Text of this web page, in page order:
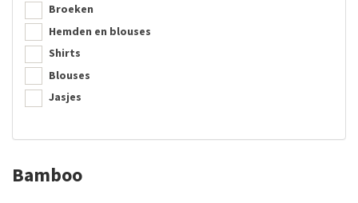
Broeken
Hemden en blouses
Shirts
Blouses
Jasjes
Bamboo